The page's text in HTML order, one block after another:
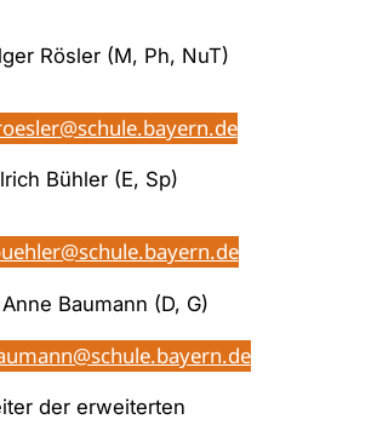
Rösler (M, Ph, NuT)
Bühler (E, Sp)
Baumann (D, G)
der erweiterten